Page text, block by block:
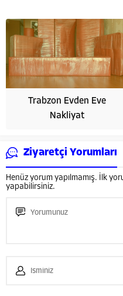
Trabzon Evden Eve
Nakliyat
Ziyaretçi Yorumları
Henüz yorum yapılmamış. İlk
yapabilirsiniz.